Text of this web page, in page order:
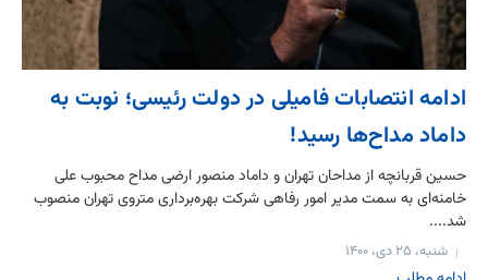
ادامه انتصابات فامیلی در دولت رئیسی؛ نوبت به
داماد مداح‌ها رسید!
حسین قربانچه از مداحان تهران و داماد منصور ارضی مداح محبوب علی
خامنه‌ای به سمت مدیر امور رفاهی شرکت بهره‌برداری متروی تهران منصوب
شد....
شنبه، ۲۵ دی، ۱۴۰۰